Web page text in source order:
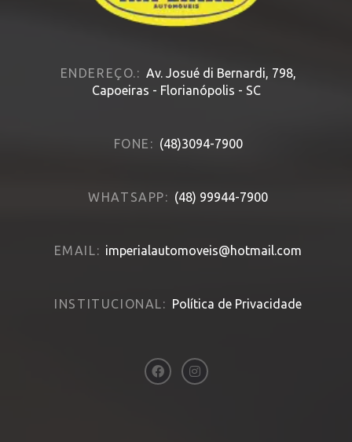
ENDEREÇO.: Av. Josué di Bernardi, 798,
Capoeiras - Florianópolis - SC
FONE: (48)3094-7900
WHATSAPP: (48) 99944-7900
EMAIL: imperialautomoveis@hotmail.com
INSTITUCIONAL: Política de Privacidade